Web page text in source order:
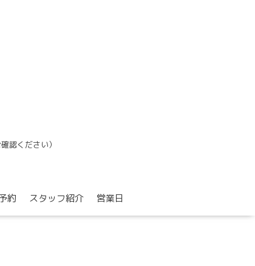
認ください）
約 スタッフ紹介 営業日